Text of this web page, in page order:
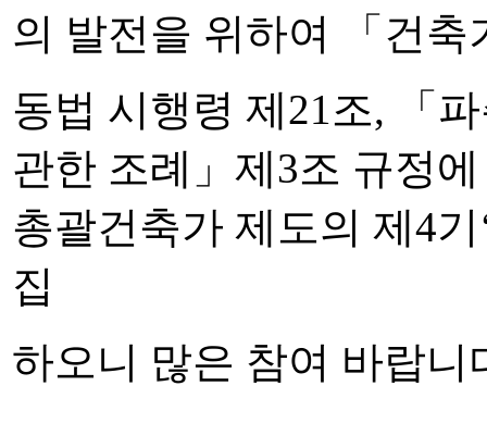
의 발전을 위하여 「건축
동법 시행령 제21조, 「
관한 조례」제3조 규정
총괄건축가 제도의 제4
집
하오니 많은 참여 바랍니